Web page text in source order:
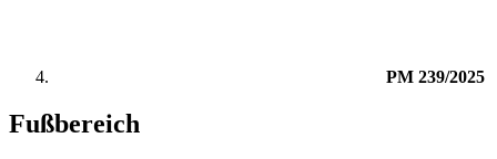
PM 239/2025
Fußbereich